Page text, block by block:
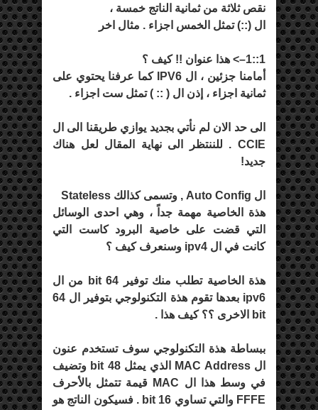
نقص ثلاثة من ثمانية الناتج خمسة ،
ال (::) تمثل الخمس اجزاء . مثال اخر
1::1–> هذا عنوان !! كيف ؟
أمامنا جزئين ، ال IPV6 كما عرفنا يحتوي على
ثمانية اجزاء ، إذن ال ( :: ) تمثل ست اجزاء .
الى حد الان لم نأتي بجديد يوازي طريقنا الى ال
CCIE . للننتظر الى نهاية المقال لعل هناك
جديد!
ال Auto Config , وتسمى كذالك Stateless
هذة الخاصية مهمة جداً ، وهي احدى الوسائل
التي قضت على خاصية البرود كاست التي
كانت في ال ipv4 وسنعرف كيف ؟
هذة الخاصية تطلب منك توفير 64 bit من ال
ipv6 بعدها تقوم هذة التكنولوجي بتوفير ال 64
bit الاخرى ؟؟ كيف هذا .
ببساطة هذة التكنولوجي سوف تستخدم عنون
ال MAC Address الذي يمثل 48 bit وتضيف
في وسط هذا ال MAC قيمة تتمثل بالأحرف
FFFE والتي تساوي 16 bit . فسيكون الناتج هو